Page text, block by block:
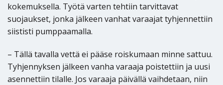
kokemuksella. Työtä varten tehtiin tarvittavat
suojaukset, jonka jälkeen vanhat varaajat tyhjennettiin
siististi pumppaamalla.
– Tällä tavalla vettä ei pääse roiskumaan minne sattuu.
Tyhjennyksen jälkeen vanha varaaja poistettiin ja uusi
asennettiin tilalle. Jos varaaja päivällä vaihdetaan, niin